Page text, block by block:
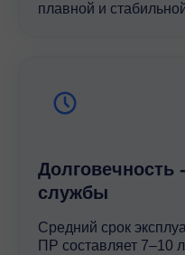
плавной и
Долговечность
службы
Средний срок
ПР составляет 7–10